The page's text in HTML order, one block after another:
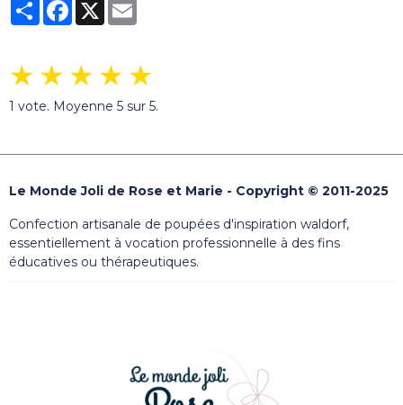
PartagerFacebook
X
★ ★ ★ ★ ★
1 vote. Moyenne 5 sur 5.
Le Monde Joli de Rose et Marie - Copyright © 2011-2025
Confection artisanale de poupées d'inspiration waldorf,
essentiellement à vocation professionnelle à des fins
éducatives ou thérapeutiques.